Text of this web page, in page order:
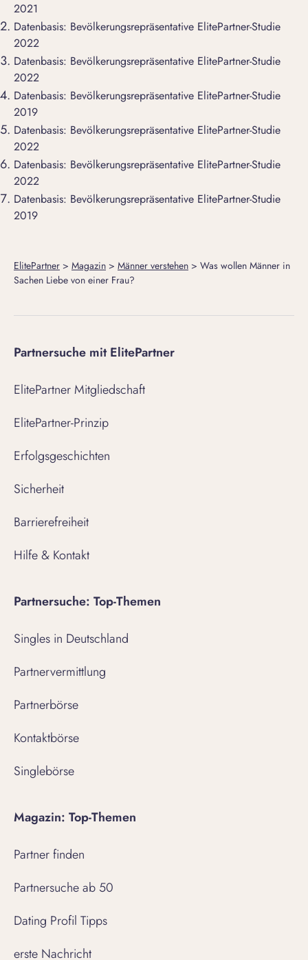
2021
Datenbasis: Bevölkerungsrepräsentative ElitePartner-Studie
2022
Datenbasis: Bevölkerungsrepräsentative ElitePartner-Studie
2022
Datenbasis: Bevölkerungsrepräsentative ElitePartner-Studie
2019
Datenbasis: Bevölkerungsrepräsentative ElitePartner-Studie
2022
Datenbasis: Bevölkerungsrepräsentative ElitePartner-Studie
2022
Datenbasis: Bevölkerungsrepräsentative ElitePartner-Studie
2019
ElitePartner > Magazin > Männer verstehen > Was wollen Männer in
Sachen Liebe von einer Frau?
Partnersuche mit ElitePartner
ElitePartner Mitgliedschaft
ElitePartner-Prinzip
Erfolgsgeschichten
Sicherheit
Barrierefreiheit
Hilfe & Kontakt
Partnersuche: Top-Themen
Singles in Deutschland
Partnervermittlung
Partnerbörse
Kontaktbörse
Singlebörse
Magazin: Top-Themen
Partner finden
Partnersuche ab 50
Dating Profil Tipps
erste Nachricht